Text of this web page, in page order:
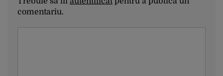
comentariu.